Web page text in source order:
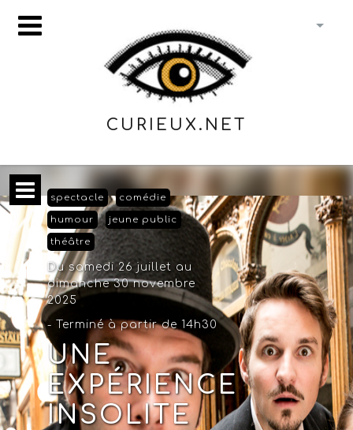
CURIEUX.NET
spectacle comédie
humour jeune public
théâtre
Du samedi 26 juillet au
dimanche 30 novembre
2025
- Terminé à partir de 14h30
UNE
EXPÉRIENCE
INSOLITE